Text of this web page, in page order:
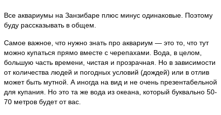
Все аквариумы на Занзибаре плюс минус одинаковые. Поэтому
буду рассказывать в общем.
Самое важное, что нужно знать про аквариум — это то, что тут
можно купаться прямо вместе с черепахами. Вода, в целом,
большую часть времени, чистая и прозрачная. Но в зависимости
от количества людей и погодных условий (дождей) или в отлив
может быть мутной. А иногда на вид и не очень презентабельной
для купания. Но это та же вода из океана, который буквально 50-
70 метров будет от вас.